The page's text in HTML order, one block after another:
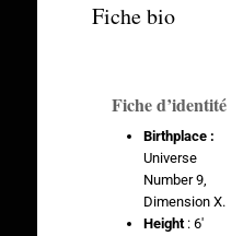
Fiche bio
Fiche d’identité
Birthplace :
Universe
Number 9,
Dimension X.
Height: 6′